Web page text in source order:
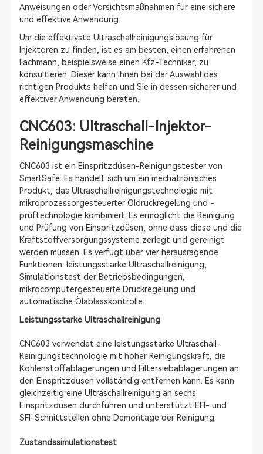
Anweisungen oder Vorsichtsmaßnahmen für eine sichere
und effektive Anwendung.
Um die effektivste Ultraschallreinigungslösung für
Injektoren zu finden, ist es am besten, einen erfahrenen
Fachmann, beispielsweise einen Kfz-Techniker, zu
konsultieren. Dieser kann Ihnen bei der Auswahl des
richtigen Produkts helfen und Sie in dessen sicherer und
effektiver Anwendung beraten.
CNC603: Ultraschall-Injektor-
Reinigungsmaschine
CNC603 ist ein Einspritzdüsen-Reinigungstester von
SmartSafe. Es handelt sich um ein mechatronisches
Produkt, das Ultraschallreinigungstechnologie mit
mikroprozessorgesteuerter Öldruckregelung und -
prüftechnologie kombiniert. Es ermöglicht die Reinigung
und Prüfung von Einspritzdüsen, ohne dass diese und die
Kraftstoffversorgungssysteme zerlegt und gereinigt
werden müssen. Es verfügt über vier herausragende
Funktionen: leistungsstarke Ultraschallreinigung,
Simulationstest der Betriebsbedingungen,
mikrocomputergesteuerte Druckregelung und
automatische Ölablasskontrolle.
Leistungsstarke Ultraschallreinigung
CNC603 verwendet eine leistungsstarke Ultraschall-
Reinigungstechnologie mit hoher Reinigungskraft, die
Kohlenstoffablagerungen und Filtersiebablagerungen an
den Einspritzdüsen vollständig entfernen kann. Es kann
gleichzeitig eine Ultraschallreinigung an sechs
Einspritzdüsen durchführen und unterstützt EFI- und
SFI-Schnittstellen ohne Demontage der Reinigung.
Zustandssimulationstest